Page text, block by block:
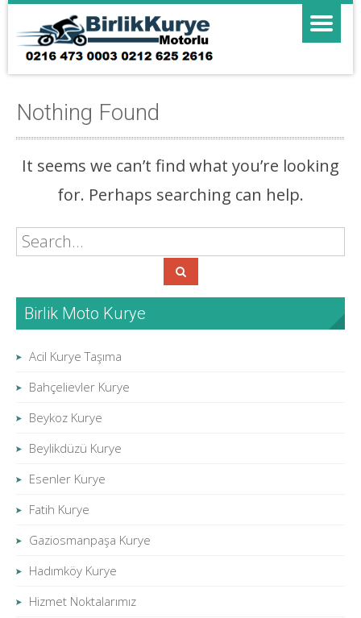
Nothing Found
It seems we can’t find what you’re looking
for. Perhaps searching can help.
Birlik Moto Kurye
Acil Kurye Taşıma
Bahçelievler Kurye
Beykoz Kurye
Beylikdüzü Kurye
Esenler Kurye
Fatih Kurye
Gaziosmanpaşa Kurye
Hadımköy Kurye
Hizmet Noktalarımız